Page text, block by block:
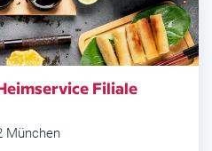
Filiale
München